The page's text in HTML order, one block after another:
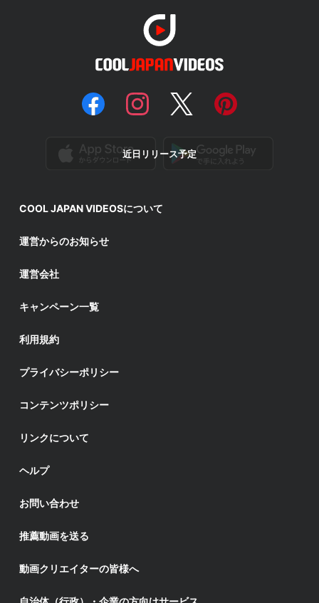
近日リリース予定
COOL JAPAN VIDEOSについて
運営からのお知らせ
運営会社
キャンペーン一覧
利用規約
プライバシーポリシー
コンテンツポリシー
リンクについて
ヘルプ
お問い合わせ
推薦動画を送る
動画クリエイターの皆様へ